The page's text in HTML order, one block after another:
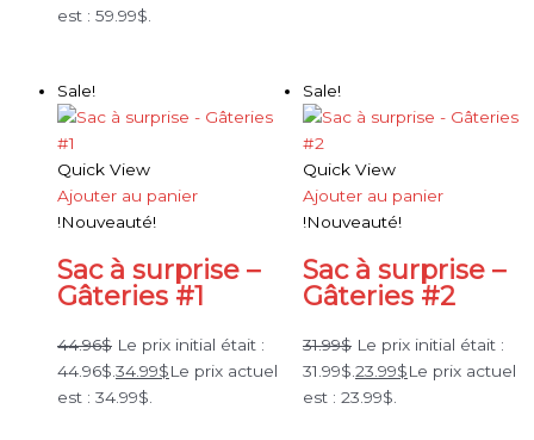
est : 59.99$.
Sale!
Quick View
Ajouter au panier
!Nouveauté!
Sac à surprise –
Gâteries #1
44.96$ Le prix initial était :
44.96$. 34.99$Le prix actuel
est : 34.99$.
Sale!
Quick View
Ajouter au panier
!Nouveauté!
Sac à surprise –
Gâteries #2
31.99$ Le prix initial était :
31.99$. 23.99$Le prix actuel
est : 23.99$.